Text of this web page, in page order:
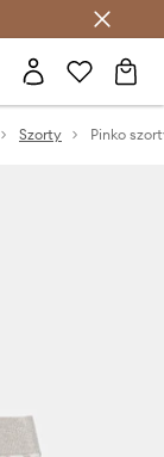
Szorty Pinko